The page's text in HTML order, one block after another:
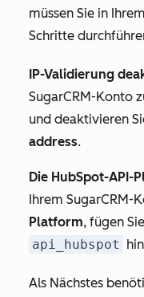
müssen Sie in
Schritte
IP-Validierung
SugarCRM-Konto
und deaktivieren
address.
Die HubSpot-API-
Ihrem SugarCRM-
Platform, fügen
api_hubspot
Als Nächstes